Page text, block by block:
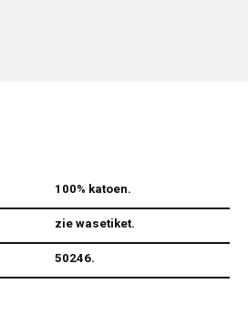
100% katoen.
zie wasetiket.
50246.